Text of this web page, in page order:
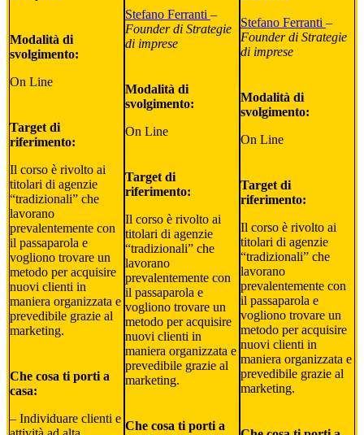
Modalità di
svolgimento:
On Line
Target di
riferimento:
Il corso è rivolto ai
titolari di agenzie
“tradizionali” che
lavorano
prevalentemente con
il passaparola e
vogliono trovare un
metodo per acquisire
nuovi clienti in
maniera organizzata e
prevedibile grazie al
marketing.
Che cosa ti porti a
casa:
– Individuare clienti e
Stefano Ferranti –
Founder di Strategie
di imprese
Modalità di
svolgimento:
On Line
Target di
riferimento:
Il corso è rivolto ai
titolari di agenzie
“tradizionali” che
lavorano
prevalentemente con
il passaparola e
vogliono trovare un
metodo per acquisire
nuovi clienti in
maniera organizzata e
prevedibile grazie al
marketing.
Che cosa ti porti a
Stefano Ferranti –
Founder di Strategie
di imprese
Modalità di
svolgimento:
On Line
Target di
riferimento:
Il corso è rivolto ai
titolari di agenzie
“tradizionali” che
lavorano
prevalentemente con
il passaparola e
vogliono trovare un
metodo per acquisire
nuovi clienti in
maniera organizzata e
prevedibile grazie al
marketing.